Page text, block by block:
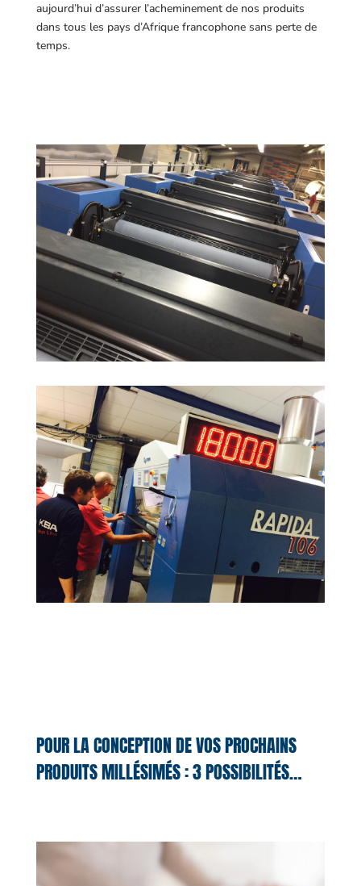
aujourd’hui d’assurer l’acheminement de nos produits
dans tous les pays d’Afrique francophone sans perte de
temps.
POUR LA CONCEPTION DE VOS PROCHAINS
PRODUITS MILLÉSIMÉS : 3 POSSIBILITÉS…